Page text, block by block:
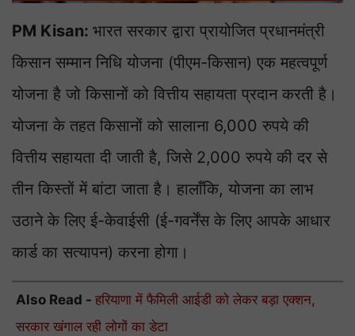
PM Kisan: भारत सरकार द्वारा प्रायोजित प्रधानमंत्री
किसान सम्मान निधि योजना (पीएम-किसान) एक महत्वपूर्ण
योजना है जो किसानों को वित्तीय सहायता प्रदान करती है।
योजना के तहत किसानों को सालाना 6,000 रुपये की
वित्तीय सहायता दी जाती है, जिसे 2,000 रुपये की दर से
तीन किस्तों में बांटा जाता है। हालाँकि, योजना का लाभ
उठाने के लिए ई-केवाईसी (ई-गवर्नेंस के लिए आपके आधार
कार्ड का सत्यापन) करना होगा।
Also Read - हरियाणा में फैमिली आईडी को लेकर बड़ा एक्शन,
सरकार खंगाल रही लोगों का डेटा